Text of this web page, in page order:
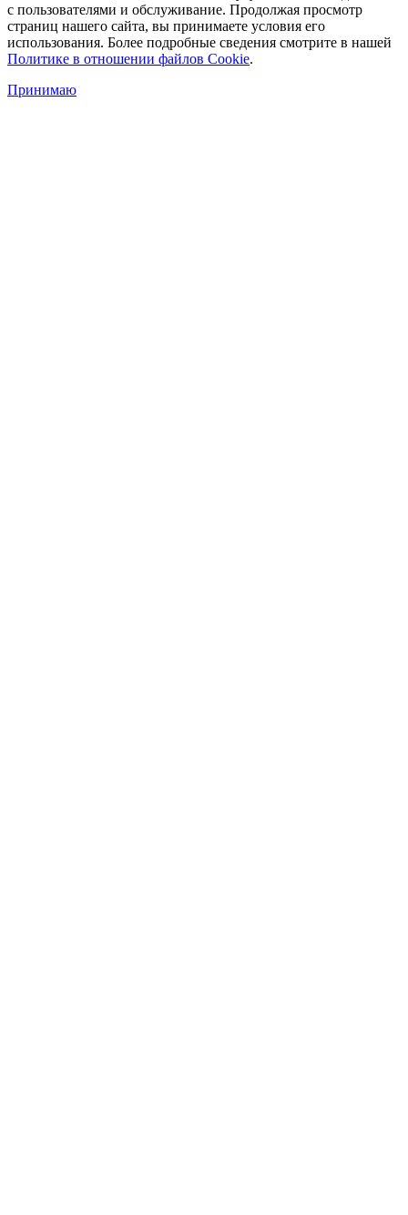
с пользователями и обслуживание. Продолжая просмотр
страниц нашего сайта, вы принимаете условия его
использования. Более подробные сведения смотрите в нашей
Политике в отношении файлов Cookie.
Принимаю